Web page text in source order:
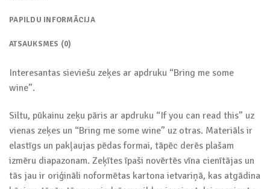
PAPILDU INFORMĀCIJA
ATSAUKSMES (0)
Interesantas sieviešu zeķes ar apdruku “Bring me some
wine”.
Siltu, pūkainu zeķu pāris ar apdruku “If you can read this” uz
vienas zeķes un “Bring me some wine” uz otras. Materiāls ir
elastīgs un pakļaujas pēdas formai, tāpēc derēs plašam
izmēru diapazonam. Zeķītes īpaši novērtēs vīna cienītājas un
tās jau ir oriģināli noformētas kartona ietvariņā, kas atgādina